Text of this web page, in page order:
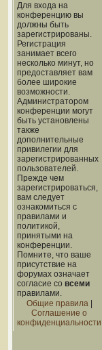
Для входа на
конференцию вы
должны быть
зарегистрированы.
Регистрация
занимает всего
несколько минут, но
предоставляет вам
более широкие
возможности.
Администратором
конференции могут
быть установлены
также
дополнительные
привилегии для
зарегистрированных
пользователей.
Прежде чем
зарегистрироваться,
вам следует
ознакомиться с
правилами и
политикой,
принятыми на
конференции.
Помните, что ваше
присутствие на
форумах означает
согласие со всеми
правилами.
Общие правила|
Соглашение о
конфиденциальности